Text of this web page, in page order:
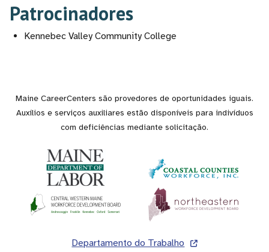
Patrocinadores
Kennebec Valley Community College
Maine CareerCenters são provedores de oportunidades iguais.
Auxílios e serviços auxiliares estão disponíveis para indivíduos
com deficiências mediante solicitação.
Departamento do Trabalho